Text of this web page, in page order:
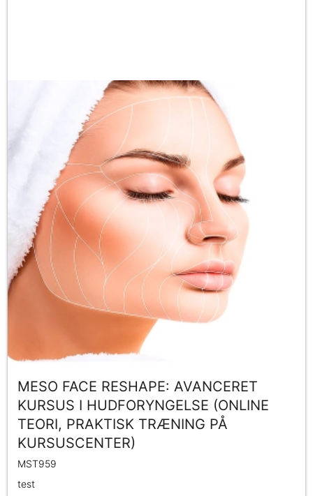
MESO FACE RESHAPE: AVANCERET
KURSUS I HUDFORYNGELSE (ONLINE
TEORI, PRAKTISK TRÆNING PÅ
KURSUSCENTER)
MST959
test